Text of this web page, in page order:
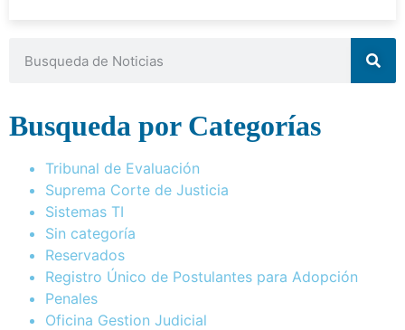
Busqueda por Categorías
Tribunal de Evaluación
Suprema Corte de Justicia
Sistemas TI
Sin categoría
Reservados
Registro Único de Postulantes para Adopción
Penales
Oficina Gestion Judicial